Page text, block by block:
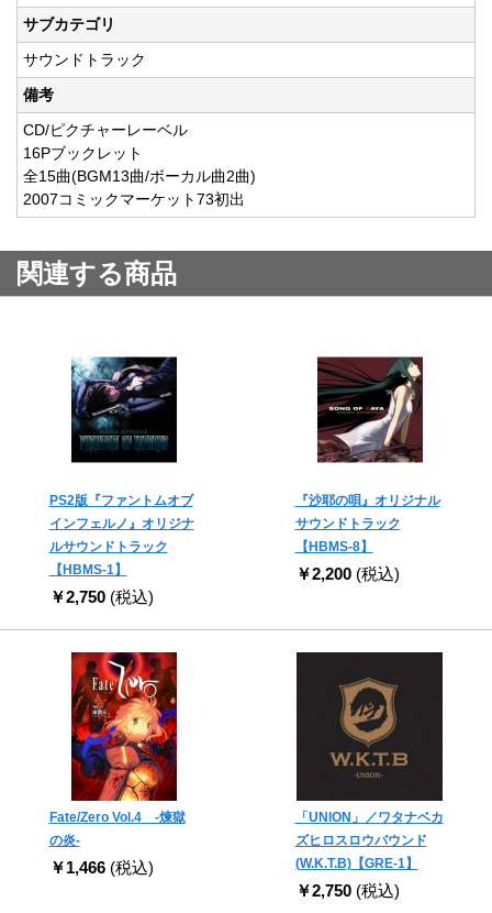
サブカテゴリ
サウンドトラック
備考
CD/ピクチャーレーベル
16Pブックレット
全15曲(BGM13曲/ボーカル曲2曲)
2007コミックマーケット73初出
関連する商品
PS2版『ファントムオブ
インフェルノ』オリジナ
ルサウンドトラック
【HBMS-1】
￥2,750 (税込)
『沙耶の唄』オリジナル
サウンドトラック
【HBMS-8】
￥2,200 (税込)
Fate/Zero Vol.4 -煉獄
の炎-
￥1,466 (税込)
「UNION」／ワタナベカ
ズヒロスロウバウンド
(W.K.T.B)【GRE-1】
￥2,750 (税込)